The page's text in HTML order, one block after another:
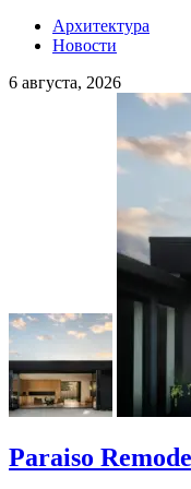
Архитектура
Новости
6 августа, 2026
Paraiso